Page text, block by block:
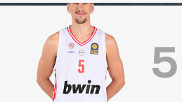
5